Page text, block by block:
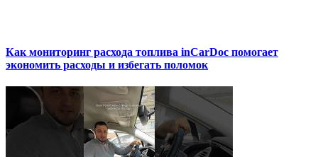
Как мониторинг расхода топлива inCarDoc помогает
экономить расходы и избегать поломок